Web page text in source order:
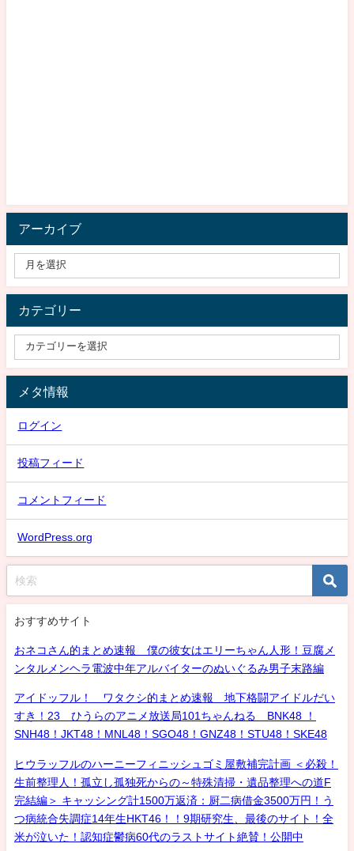
アーカイブ
カテゴリー
メタ情報
ログイン
投稿フィード
コメントフィード
WordPress.org
おすすめサイト
おネコさん的まとめ速報 僕の彼女はエリーちゃん人形！豆腐メ
ンタルメンヘラ電波中年アルバイターのぬいぐるみ男子末路編
アイドッフル！ ワタクシ的まとめ速報 地下格闘アイドルだい
すき！23 ひうらのアニメ放送局101ちゃんねる BNK48 ！
SNH48！JKT48！MNL48！SGO48！GNZ48！STU48！SKE48
ヒウラッフルのハーニーフィニッシュゴミ屋敷補完計画 ＜必殺！
生前整理人！孤立し孤独死からの～特殊清掃・遺品整理への道F
完結編＞ キャッシング計1500万返済：厨二病借金3500万円！う
つ病統合失調症14年生HKT46！！9期研究生、最後のサイト！全
米が泣いた！認知症鬱病60代のラストサイト絶賛！公開中